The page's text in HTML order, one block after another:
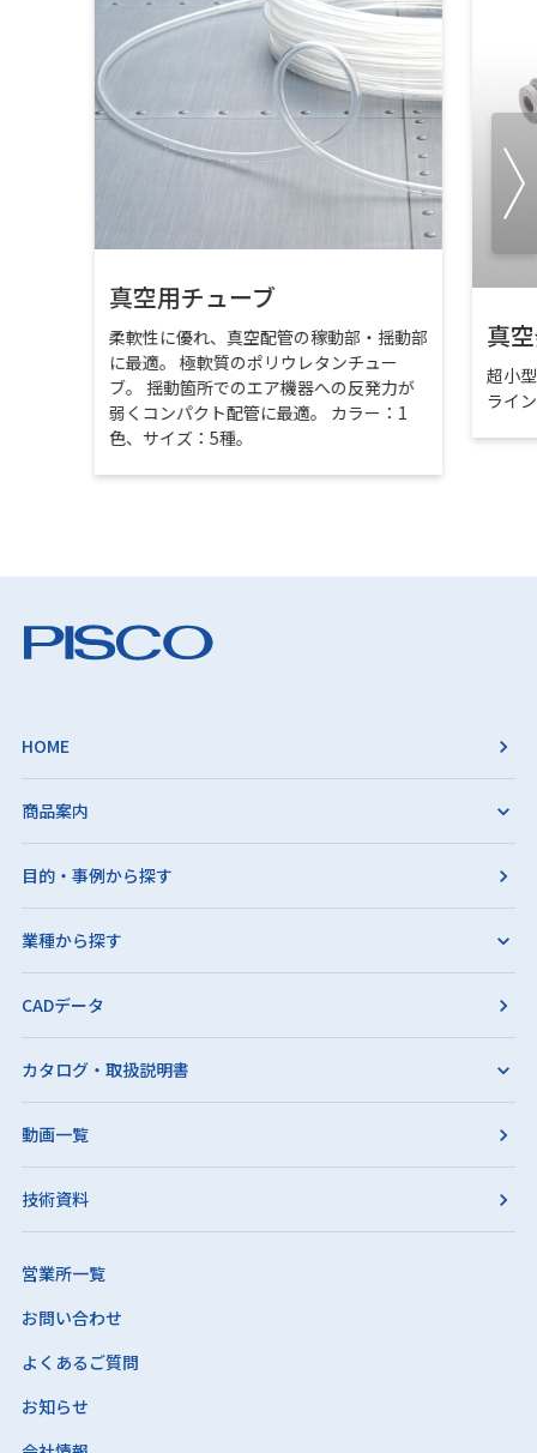
真空用チューブ
柔軟性に優れ、真空配管の稼動部・揺動部
に最適。 極軟質のポリウレタンチュー
ブ。 揺動箇所でのエア機器への反発力が
弱くコンパクト配管に最適。 カラー：1
色、サイズ：5種。
真
超小
ライ
HOME
商品案内
目的・事例から探す
業種から探す
CADデータ
カタログ・取扱説明書
動画一覧
技術資料
営業所一覧
お問い合わせ
よくあるご質問
お知らせ